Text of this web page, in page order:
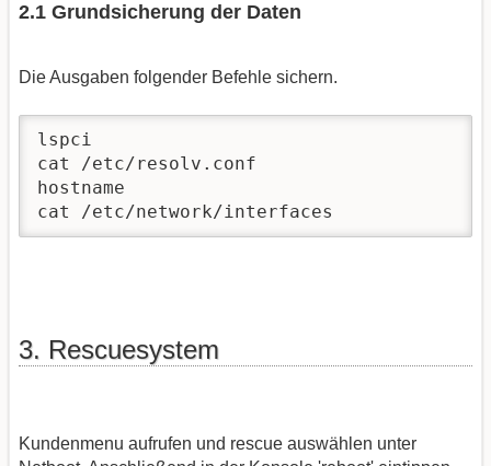
2.1 Grundsicherung der Daten
Die Ausgaben folgender Befehle sichern.
lspci
cat /etc/resolv.conf
hostname
cat /etc/network/interfaces
3. Rescuesystem
Kundenmenu aufrufen und rescue auswählen unter